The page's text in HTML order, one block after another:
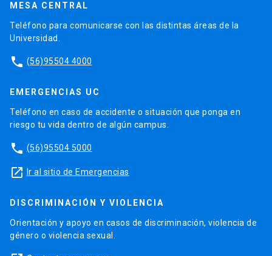
MESA CENTRAL
Teléfono para comunicarse con las distintas áreas de la
Universidad.
phone (56)95504 4000
EMERGENCIAS UC
Teléfono en caso de accidente o situación que ponga en
riesgo tu vida dentro de algún campus.
phone (56)95504 5000
launch Ir al sitio de Emergencias
DISCRIMINACIÓN Y VIOLENCIA
Orientación y apoyo en casos de discriminación, violencia de
género o violencia sexual.